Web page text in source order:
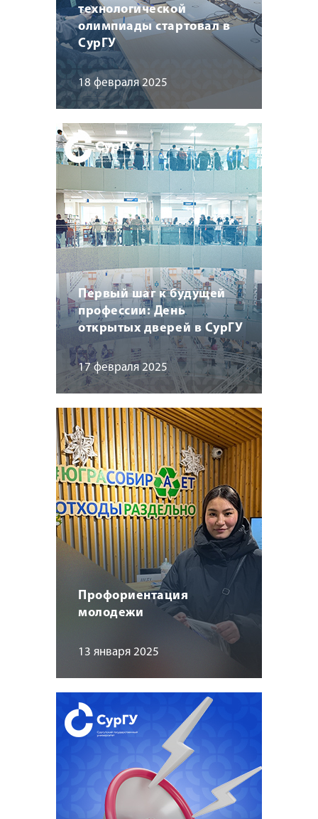
технологической
олимпиады стартовал в
СурГУ
18 февраля 2025
Первый шаг к будущей
профессии: День
открытых дверей в СурГУ
17 февраля 2025
Профориентация
молодежи
13 января 2025